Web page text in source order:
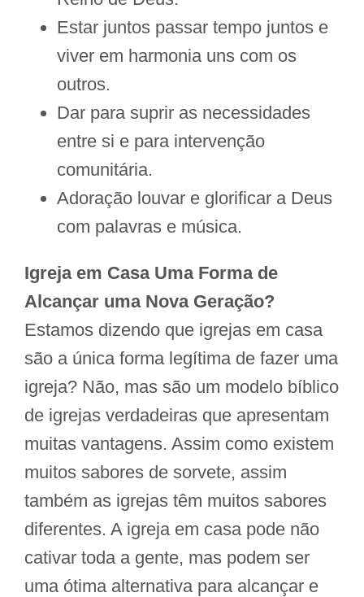
Estar juntos passar tempo juntos e
viver em harmonia uns com os
outros.
Dar para suprir as necessidades
entre si e para intervenção
comunitária.
Adoração louvar e glorificar a Deus
com palavras e música.
Igreja em Casa Uma Forma de
Alcançar uma Nova Geração?
Estamos dizendo que igrejas em casa
são a única forma legítima de fazer uma
igreja? Não, mas são um modelo bíblico
de igrejas verdadeiras que apresentam
muitas vantagens. Assim como existem
muitos sabores de sorvete, assim
também as igrejas têm muitos sabores
diferentes. A igreja em casa pode não
cativar toda a gente, mas podem ser
uma ótima alternativa para alcançar e